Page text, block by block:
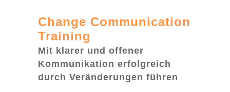
Change Communication
Training
Mit klarer und offener
Kommunikation erfolgreich
durch Veränderungen führen